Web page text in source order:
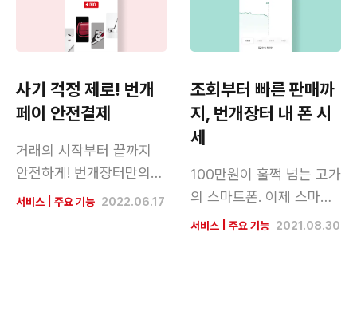
사기 걱정 제로! 번개
페이 안전결제
거래의 시작부터 끝까지
안전하게! 번개장터만의
안전결제 서비스 번개페이
서비스 주요 기능 2022.06.17
조회부터 빠른 판매까
지, 번개장터 내 폰 시
세
100만원이 훌쩍 넘는 고가
의 스마트폰. 이제 스마트
폰도 자산인 시대! 매일 확
서비스 주요 기능 2021.08.30